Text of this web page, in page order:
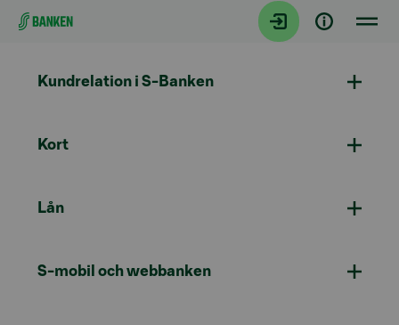
Gå direkt till innehållet
Kundrelation i S-Banken
Kort
Lån
S-mobil och webbanken